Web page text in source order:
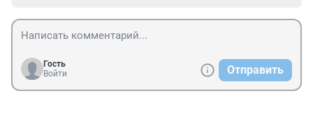
Гость
Войти
Отправить